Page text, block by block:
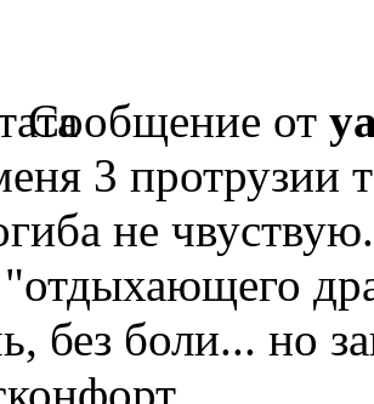
Сообщение от
3 протрузии
не
"отдыхающего
без боли... но